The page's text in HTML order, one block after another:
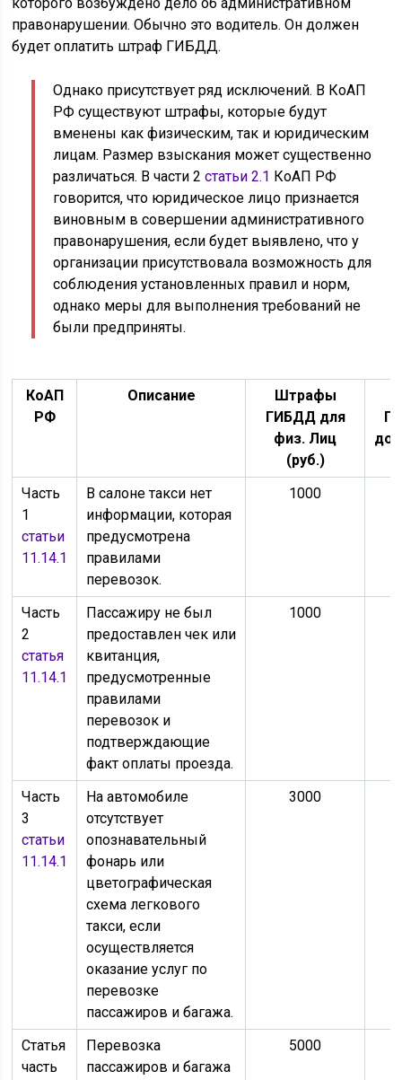
правонарушении. Обычно это водитель. Он должен
будет оплатить штраф ГИБДД.
Однако присутствует ряд исключений. В КоАП
РФ существуют штрафы, которые будут
вменены как физическим, так и юридическим
лицам. Размер взыскания может существенно
различаться. В части 2статьи 2.1 КоАП РФ
говорится, что юридическое лицо признается
виновным в совершении административного
правонарушения, если будет выявлено, что у
организации присутствовала возможность для
соблюдения установленных правил и норм,
однако меры для выполнения требований не
были предприняты.
КоАП
РФ
Описание
Штрафы
ГИБДД для
физ. Лиц
(руб.)
Часть
1
статьи
11.14.1
В салоне такси нет
информации, которая
предусмотрена
правилами
перевозок.
1000
Часть
2
статья
11.14.1
Пассажиру не был
предоставлен чек или
квитанция,
предусмотренные
правилами
перевозок и
подтверждающие
факт оплаты проезда.
1000
Часть
3
статьи
11.14.1
На автомобиле
отсутствует
опознавательный
фонарь или
цветографическая
схема легкового
такси, если
осуществляется
оказание услуг по
перевозке
пассажиров и багажа.
3000
Статья
часть
Перевозка
пассажиров и багажа
5000